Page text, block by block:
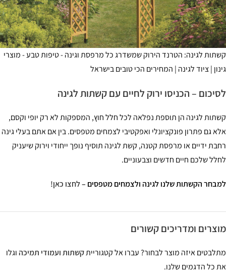
לגינה: הטרנד הירוק שמשדרג כל מרפסת וגינה - טיפות טבע - מוצרי
| ציוד לגינה | המחירים הכי טובים בישראל
– הכניסו ירוק לחיים עם קשתות לגינה
לגינה הן תוספת נפלאה לכל חלל חוץ, המספקות לא רק יופי וקסם,
גם פתרון פונקציונלי ואפקטיבי לצמחים מטפסים. בין אם אתם בעלי גינה
ידיים או מרפסת קטנה, קשת לגינה תוסיף נופך ייחודי וירוק שיעניק
שלכם חיים חדשים וצבעוניים.
הקשתות שלנו לגינה ולצמחים מטפסים – לחצו כאן!
ומדריכים קשורים
איזה מוצר לבחור? עברו אל קטגורייתקשתות ועמודי תמיכהוגלו
כל הדגמים שלנו.